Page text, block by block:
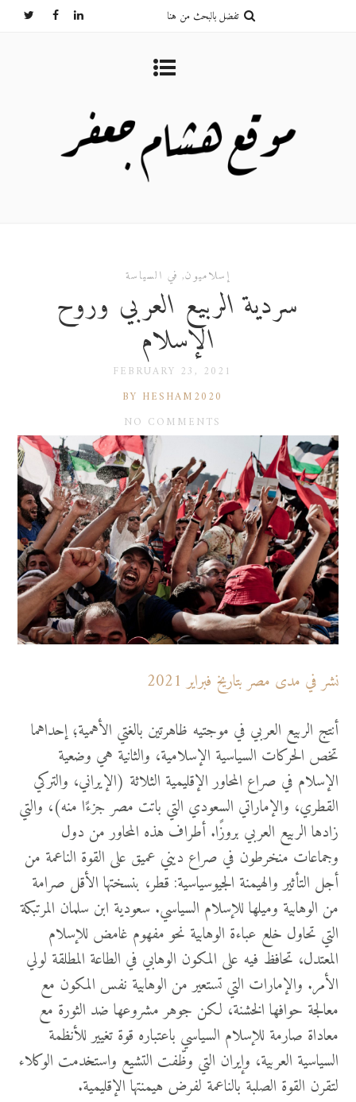
إسلاميون, في السياسة
سردية الربيع العربي وروح
الإسلام
FEBRUARY 23, 2021
BY HESHAM2020
NO COMMENTS
نشر في مدى مصر بتاريخ فبراير 2021
أنتج الربيع العربي في موجتيه ظاهرتين بالغتي الأهمية؛ إحداهما
تخص الحركات السياسية الإسلامية، والثانية هي وضعية
الإسلام في صراع المحاور الإقليمية الثلاثة (الإيراني، والتركي
القطري، والإماراتي السعودي التي باتت مصر جزءًا منه)، والتي
زادها الربيع العربي بروزًا. أطراف هذه المحاور من دول
وجماعات منخرطون في صراع ديني عميق على القوة الناعمة من
أجل التأثير والهيمنة الجيوسياسية: قطر، بنسختها الأقل صرامة
من الوهابية وميلها للإسلام السياسي. سعودية ابن سلمان المرتبكة
التي تحاول خلع عباءة الوهابية نحو مفهوم غامض للإسلام
المعتدل، تحافظ فيه على المكون الوهابي في الطاعة المطلقة لولي
الأمر. والإمارات التي تستعير من الوهابية نفس المكون مع
معالجة حوافها الخشنة، لكن جوهر مشروعها ضد الثورة مع
معاداة صارمة للإسلام السياسي باعتباره قوة تغيير للأنظمة
السياسية العربية، وإيران التي وظّفت التشيع واستخدمت الوكلاء
لتقرن القوة الصلبة بالناعمة لفرض هيمنتها الإقليمية.